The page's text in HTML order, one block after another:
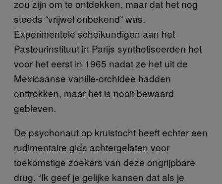
zou zijn om te ontdekken, maar dat het nog
steeds “vrijwel onbekend” was.
Experimentele scheikundigen aan het
Pasteurinstituut in Parijs synthetiseerden het
voor het eerst in 1965 nadat ze het uit de
Mexicaanse vanille-orchidee hadden
onttrokken, maar het is nooit bewaard
gebleven.
De psychonaut op kruistocht heeft echter een
rudimentaire gids achtergelaten voor
toekomstige zoekers van deze ongrijpbare
drug. “Ik geef je gelijke kansen dat als je